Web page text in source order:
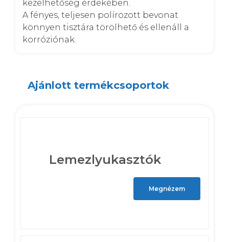
kezelhetőség érdekében.
A fényes, teljesen polírozott bevonat
könnyen tisztára törölhető és ellenáll a
korróziónak.
Ajánlott termékcsoportok
Lemezlyukasztók
Megnézem